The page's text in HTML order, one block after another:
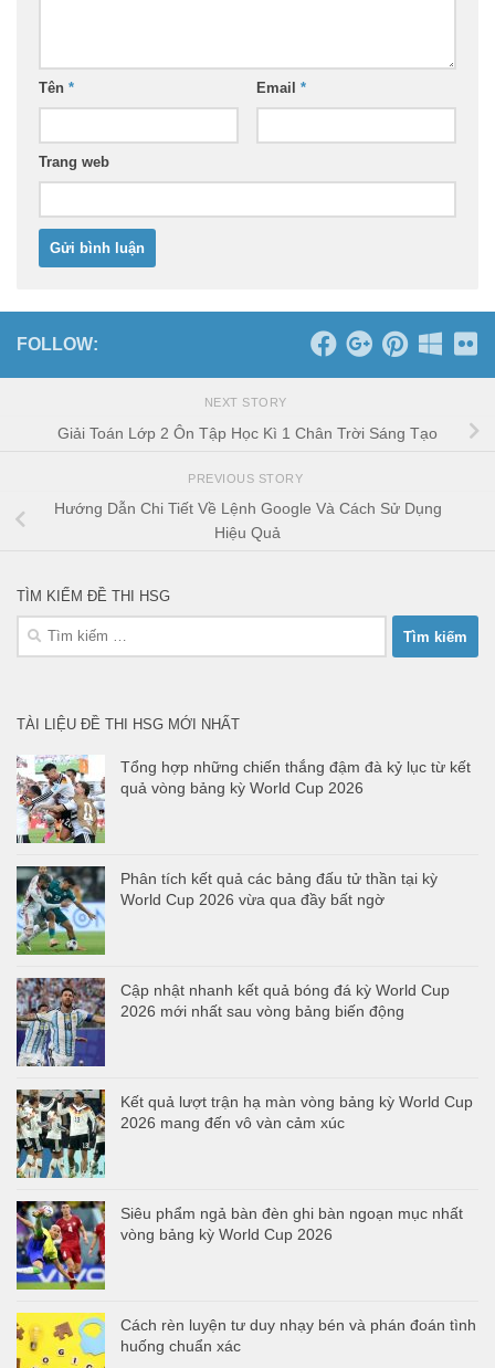
Tên * Email *
Trang web
FOLLOW:
NEXT STORY
Giải Toán Lớp 2 Ôn Tập Học Kì 1 Chân Trời Sáng Tạo
PREVIOUS STORY
Hướng Dẫn Chi Tiết Về Lệnh Google Và Cách Sử Dụng
Hiệu Quả
TÌM KIẾM ĐỀ THI HSG
Tìm
TÀI LIỆU ĐỀ THI HSG MỚI NHẤT
Tổng hợp những chiến thắng đậm đà kỷ lục từ kết
quả vòng bảng kỳ World Cup 2026
Phân tích kết quả các bảng đấu tử thần tại kỳ
World Cup 2026 vừa qua đầy bất ngờ
Cập nhật nhanh kết quả bóng đá kỳ World Cup
2026 mới nhất sau vòng bảng biến động
Kết quả lượt trận hạ màn vòng bảng kỳ World Cup
2026 mang đến vô vàn cảm xúc
Siêu phẩm ngả bàn đèn ghi bàn ngoạn mục nhất
vòng bảng kỳ World Cup 2026
Cách rèn luyện tư duy nhạy bén và phán đoán tình
huống chuẩn xác